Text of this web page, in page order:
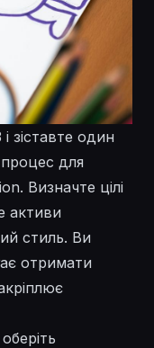
зіставте один
для
Визначте цілі
активи
стиль. Ви
отримати